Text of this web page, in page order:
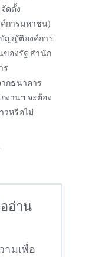
ดตั้ง
การมหาชน)
ญญัติองค์การ
ของรัฐ สำนัก
ร
ากธนาคาร
งานฯ จะต้อง
วหรือไม่
อ่าน
มเพื่อ